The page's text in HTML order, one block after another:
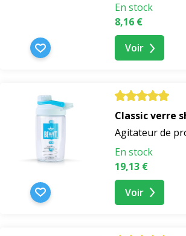
En stock
8,16 €
Voir
Classic verre
Agitateur de
En stock
19,13 €
Voir